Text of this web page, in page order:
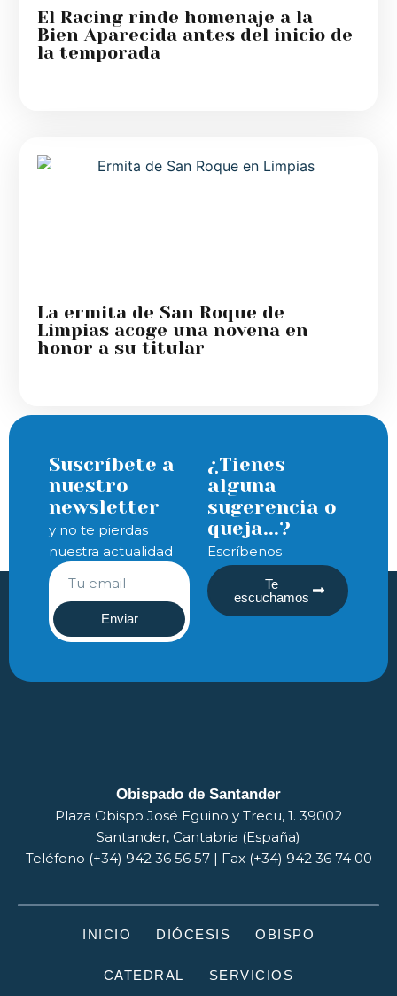
El Racing rinde homenaje a la
Bien Aparecida antes del inicio de
la temporada
La ermita de San Roque de
Limpias acoge una novena en
honor a su titular
Suscríbete a
nuestro
newsletter
y no te pierdas
nuestra actualidad
Enviar
¿Tienes
alguna
sugerencia o
queja...?
Escríbenos
Te
escuchamos
Obispado de Santander
Plaza Obispo José Eguino y Trecu, 1. 39002
Santander, Cantabria (España)
Teléfono (+34) 942 36 56 57 | Fax (+34) 942 36 74 00
INICIO DIÓCESIS OBISPO
CATEDRAL SERVICIOS